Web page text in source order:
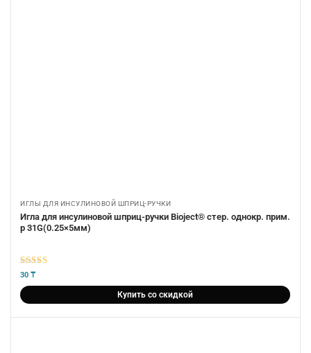
ИГЛЫ ДЛЯ ИНСУЛИНОВОЙ ШПРИЦ-РУЧКИ
Игла для инсулиновой шприц-ручки Bioject® стер. однокр. прим.
р 31G(0.25×5мм)
5из 5
30 ₸
Купить со скидкой